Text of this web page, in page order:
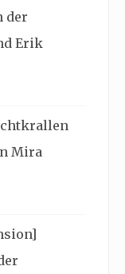
der
Erik
Mira